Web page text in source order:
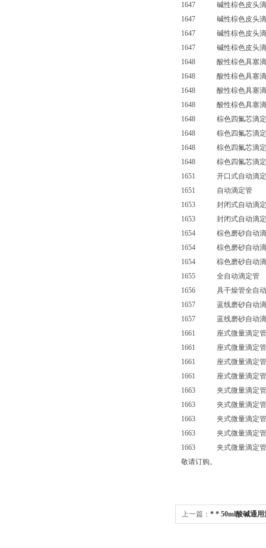
1647 碱性棕色皮头滴
1647 碱性棕色皮头滴
1647 碱性棕色皮头滴
1647 碱性棕色皮头滴
1648 酸性棕色具塞滴
1648 酸性棕色具塞滴
1648 酸性棕色具塞滴
1648 酸性棕色具塞滴
1648 棕色四氟芯滴
1648 棕色四氟芯滴
1648 棕色四氟芯滴
1648 棕色四氟芯滴
1651 开口式自动滴
1651 自动滴定
1653 封闭式自动滴
1653 封闭式自动滴
1654 棕色磨砂自动
1654 棕色磨砂自动
1654 棕色磨砂自动
1655 全自动滴定
1656 具干燥管全自
1657 蓝线磨砂自动
1657 蓝线磨砂自动
1661 座式微量滴定
1661 座式微量滴定
1661 座式微量滴定
1661 座式微量滴定
1663 夹式微量滴定
1663 夹式微量滴定
1663 夹式微量滴定
1663 夹式微量滴定
1663 夹式微量滴定
敬请订购。
上一篇： * * 50ml酸碱通用